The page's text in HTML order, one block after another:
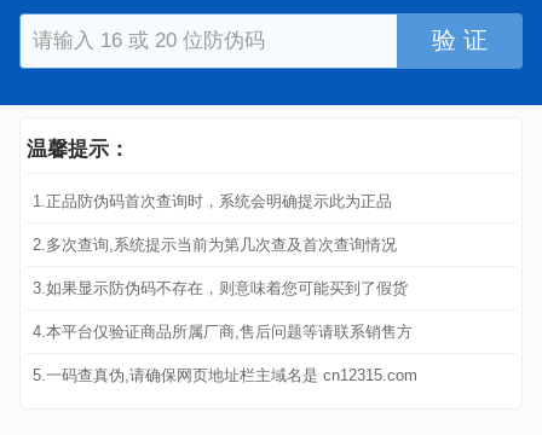
验 证
温馨提示：
1.正品防伪码首次查询时，系统会明确提示此为正品
2.多次查询,系统提示当前为第几次查及首次查询情况
3.如果显示防伪码不存在，则意味着您可能买到了假货
4.本平台仅验证商品所属厂商,售后问题等请联系销售方
5.一码查真伪,请确保网页地址栏主域名是 cn12315.com